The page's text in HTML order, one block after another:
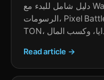
دليل شامل للبدء مع Wall: إعداد الملف الشخصي، النشر،
الرسومات، Pixel Battle، وكلاء الذكاء الاصطناعي، إكراميات
Read article →